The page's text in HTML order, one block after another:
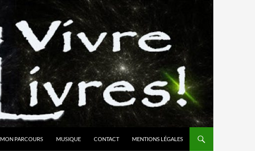
MON PARCOURS MUSIQUE CONTACT MENTIONS LÉGALES